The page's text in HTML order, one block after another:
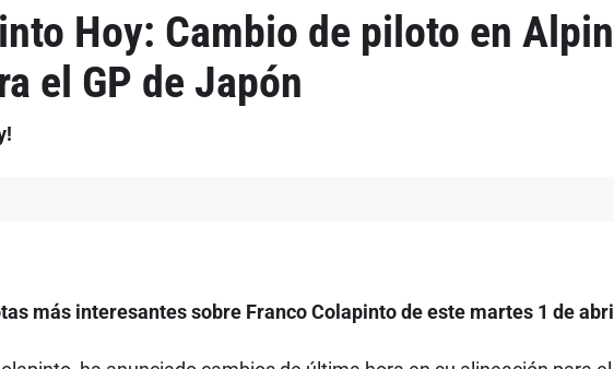
Hoy: Cambio de piloto en
el GP de Japón
más interesantes sobre Franco Colapinto de este martes 1 de